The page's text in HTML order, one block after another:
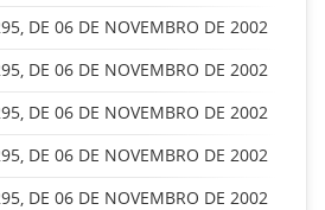
DE 06 DE NOVEMBRO DE 2002
DE 06 DE NOVEMBRO DE 2002
DE 06 DE NOVEMBRO DE 2002
DE 06 DE NOVEMBRO DE 2002
DE 06 DE NOVEMBRO DE 2002